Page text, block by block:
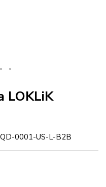
LOKLiK
0001-US-L-B2B